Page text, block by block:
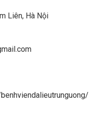
Liên, Hà Nội